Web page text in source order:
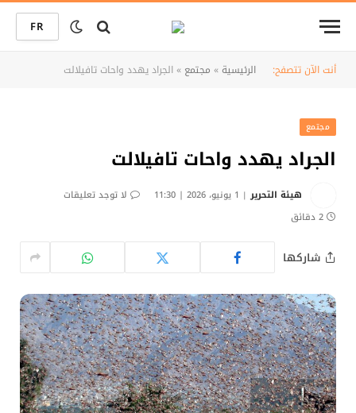
FR
أنت الآن تتصفح: الرئيسية» مجتمع »الجراد يهدد واحات تافيلالت
مجتمع
الجراد يهدد واحات تافيلالت
هيئة التحرير 1 يونيو، 2026 | 11:30
لا توجد تعليقات
2 دقائق
شاركها